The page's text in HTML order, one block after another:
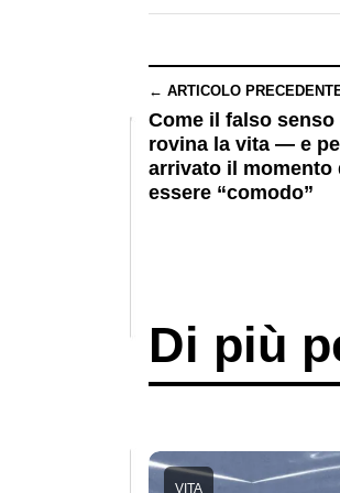
← ARTICOLO
Come il falso
rovina la vita — e
arrivato il momento
essere “comodo”
Di più
VITA